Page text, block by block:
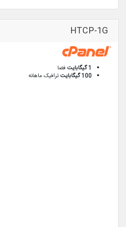
HTCP-1G
1 گیگابایت
فضا
100 گیگابایت
ترافیک ماهانه